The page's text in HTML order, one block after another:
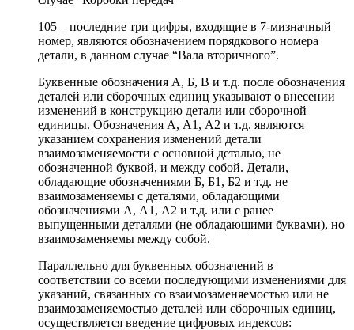
105 – последние три цифры, входящие в 7-мизначный
номер, являются обозначением порядкового номера
детали, в данном случае “Вала вторичного”.
Буквенные обозначения А, Б, В и т.д. после обозначения
деталей или сборочных единиц указывают о внесении
изменений в конструкцию детали или сборочной
единицы. Обозначения А, А1, А2 и т.д. являются
указанием сохранения изменений детали
взаимозаменяемости с основной деталью, не
обозначенной буквой, и между собой. Детали,
обладающие обозначениями Б, Б1, Б2 и т.д. не
взаимозаменяемы с деталями, обладающими
обозначениями А, А1, А2 и т.д. или с ранее
выпущенными деталями (не обладающими буквами), но
взаимозаменяемы между собой.
Параллельно для буквенных обозначений в
соответствии со всеми последующими изменениями для
указаний, связанных со взаимозаменяемостью или не
взаимозаменяемостью деталей или сборочных единиц,
осуществляется введение цифровых индексов: